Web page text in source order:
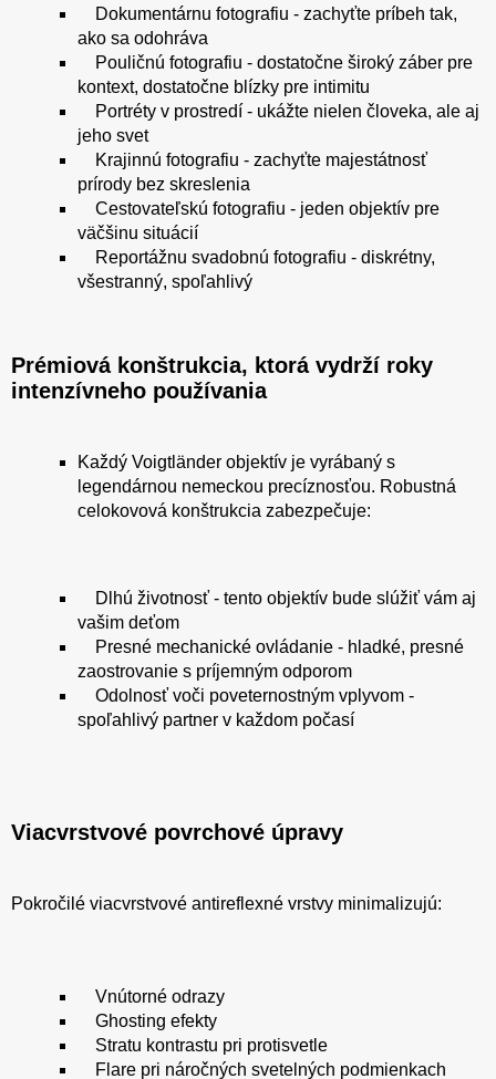
Dokumentárnu fotografiu - zachyťte príbeh tak,
ako sa odohráva
Pouličnú fotografiu - dostatočne široký záber pre
kontext, dostatočne blízky pre intimitu
Portréty v prostredí - ukážte nielen človeka, ale aj
jeho svet
Krajinnú fotografiu - zachyťte majestátnosť
prírody bez skreslenia
Cestovateľskú fotografiu - jeden objektív pre
väčšinu situácií
Reportážnu svadobnú fotografiu - diskrétny,
všestranný, spoľahlivý
Prémiová konštrukcia, ktorá vydrží roky
intenzívneho používania
Každý Voigtländer objektív je vyrábaný s
legendárnou nemeckou precíznosťou. Robustná
celokovová konštrukcia zabezpečuje:
Dlhú životnosť - tento objektív bude slúžiť vám aj
vašim deťom
Presné mechanické ovládanie - hladké, presné
zaostrovanie s príjemným odporom
Odolnosť voči poveternostným vplyvom -
spoľahlivý partner v každom počasí
Viacvrstvové povrchové úpravy
Pokročilé viacvrstvové antireflexné vrstvy minimalizujú:
Vnútorné odrazy
Ghosting efekty
Stratu kontrastu pri protisvetle
Flare pri náročných svetelných podmienkach